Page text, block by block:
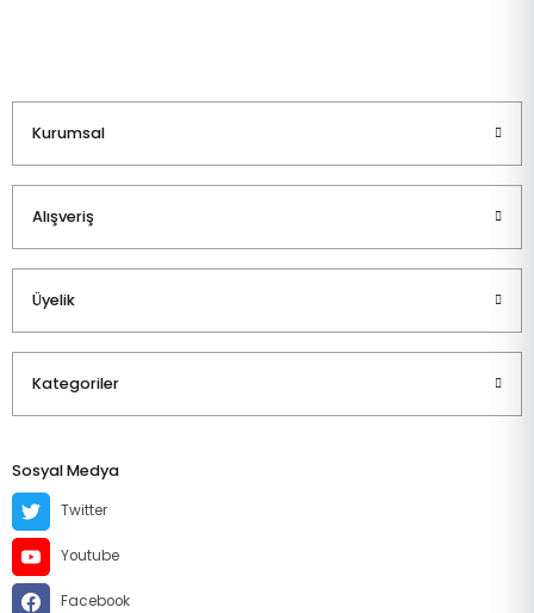
Kurumsal
Alışveriş
Üyelik
Kategoriler
Sosyal Medya
Twitter
Youtube
Facebook